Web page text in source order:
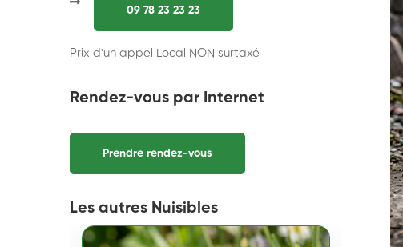
09 78 23 23 23
Prix d'un appel Local NON surtaxé
Rendez-vous par Internet
Prendre rendez-vous
Les autres Nuisibles